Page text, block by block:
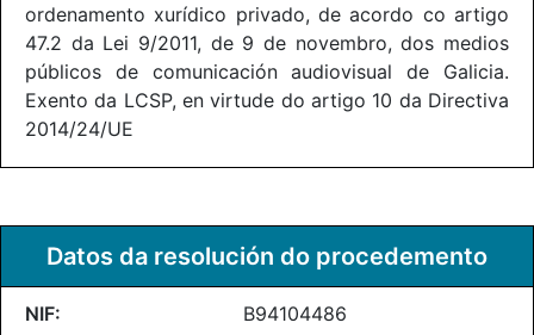
ordenamento xurídico privado, de acordo co artigo
47.2 da Lei 9/2011, de 9 de novembro, dos medios
públicos de comunicación audiovisual de Galicia.
Exento da LCSP, en virtude do artigo 10 da Directiva
2014/24/UE
Datos da resolución do procedemento
B94104486